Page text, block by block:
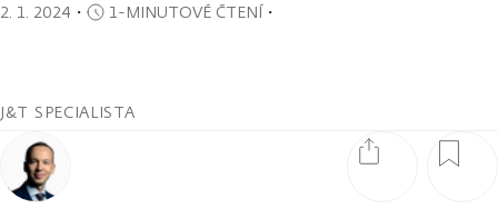
2. 1. 2024 ・ 1-MINUTOVÉ ČTENÍ・
J&T SPECIALISTA